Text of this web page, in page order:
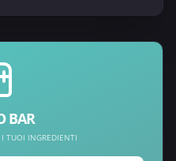
BAR
TUOI INGREDIENTI